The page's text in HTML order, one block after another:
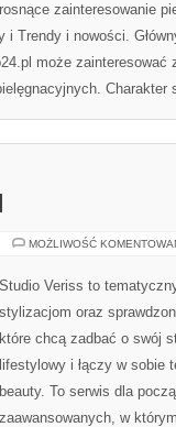
rosnące zainteresowanie
i Trendy i nowości.
może zainteresować
MOŻLIWOŚĆ
Studio Veriss to
stylizacjom oraz
które chcą zadbać o swój
lifestylowy i łączy w sobie
beauty. To serwis dla
zaawansowanych, w